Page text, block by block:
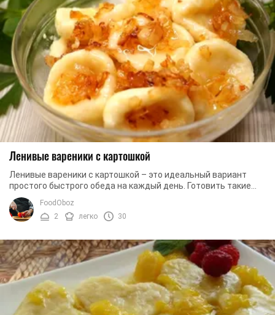
Ленивые вареники с картошкой
Ленивые вареники с картошкой – это идеальный вариант
простого быстрого обеда на каждый день. Готовить такие
вареники достаточно просто. Рецепт ...
FoodOboz
2
легко 30